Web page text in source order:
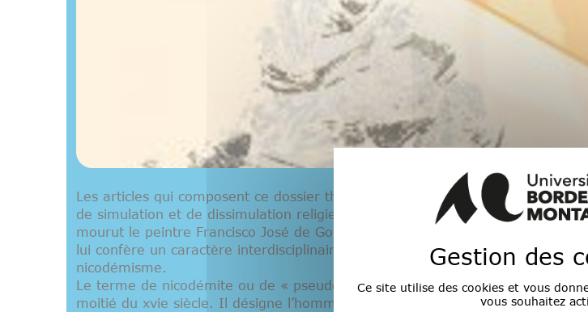
Les articles qui composent ce dossier thématique sont issus du colloque «
de simulation et de dissimulation religieuses » qui s’est tenu les 28 et 29
mourut le peintre Francisco José de Goya y Lucientes, dit Francisco de
lui confère un caractère interdisciplinaire, absolument indispensable pour
nicodémisme.
Le terme de nicodémite ou de « pseudo-nicodémite » est un néologisme
moitié du xvie siècle. Il désigne l’homme fidèle connaissant la vérité de
Gestion des
Ce site utilise des cookies et vous
vous souhaitez